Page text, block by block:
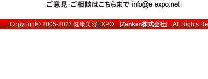
Copyright© 2005-2023健康美容EXPO[Zenken株式会社] All Rights